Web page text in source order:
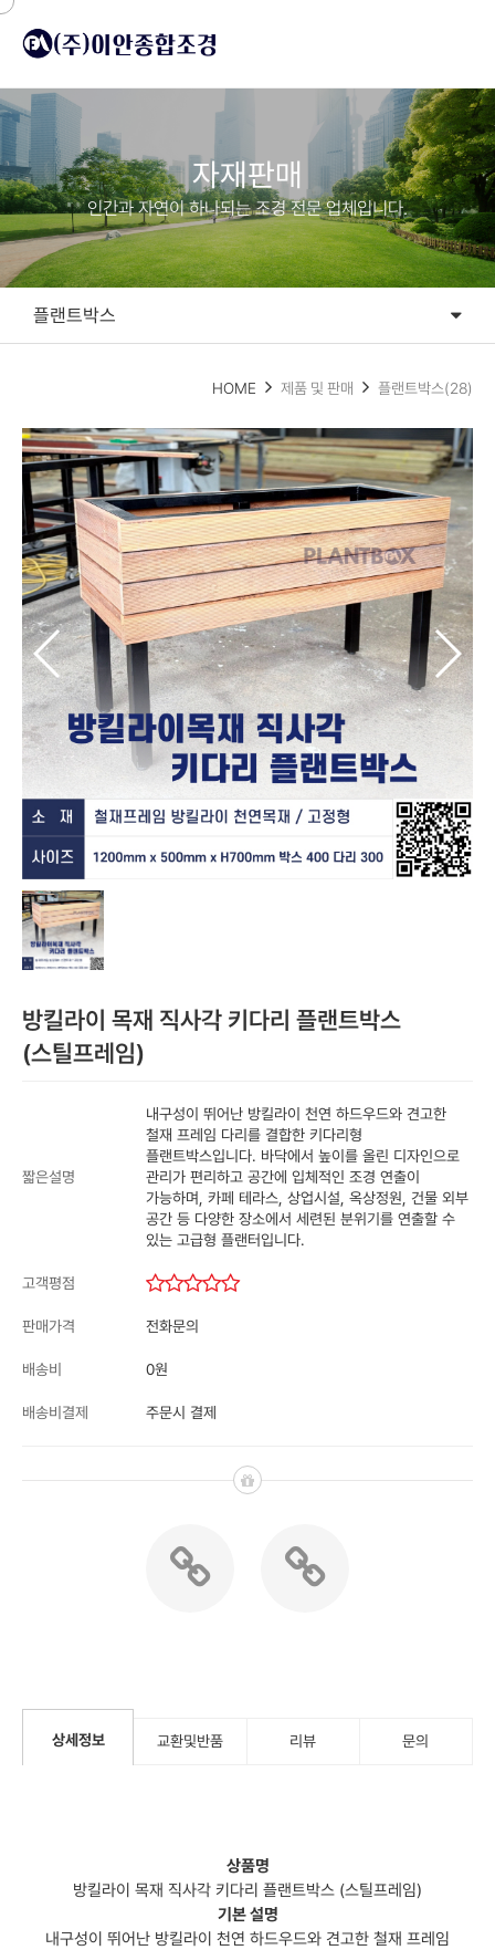
자재판매
인간과 자연이 하나되는 조경 전문 업체입니다.
플랜트박스
HOME 제품 및 판매 플랜트박스(28)
방킬라이 목재 직사각 키다리 플랜트박스
(스틸프레임)
짧은설명
내구성이 뛰어난 방킬라이 천연 하드우드와 견고한
철재 프레임 다리를 결합한 키다리형
플랜트박스입니다. 바닥에서 높이를 올린 디자인으로
관리가 편리하고 공간에 입체적인 조경 연출이
가능하며, 카페 테라스, 상업시설, 옥상정원, 건물 외부
공간 등 다양한 장소에서 세련된 분위기를 연출할 수
있는 고급형 플랜터입니다.
고객평점
판매가격 전화문의
배송비 0원
배송비결제 주문시 결제
상세정보 교환및반품 리뷰 문의
상품명
방킬라이 목재 직사각 키다리 플랜트박스 (스틸프레임)
기본 설명
내구성이 뛰어난 방킬라이 천연 하드우드와 견고한 철재 프레임